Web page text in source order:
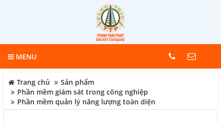
MENU
Trang chủ
Sản phẩm
Phần mềm giám sát trong công nghiệp
Phần mềm quản lý năng lượng toàn diện